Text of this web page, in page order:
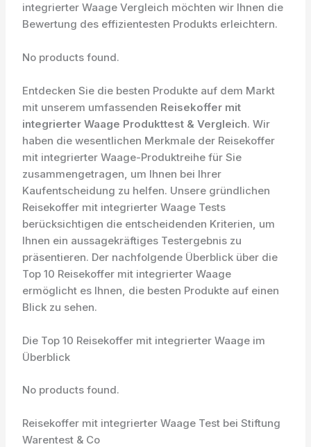
integrierter Waage Vergleich möchten wir Ihnen die
Bewertung des effizientesten Produkts erleichtern.
No products found.
Entdecken Sie die besten Produkte auf dem Markt
mit unserem umfassenden Reisekoffer mit
integrierter Waage Produkttest & Vergleich. Wir
haben die wesentlichen Merkmale der Reisekoffer
mit integrierter Waage-Produktreihe für Sie
zusammengetragen, um Ihnen bei Ihrer
Kaufentscheidung zu helfen. Unsere gründlichen
Reisekoffer mit integrierter Waage Tests
berücksichtigen die entscheidenden Kriterien, um
Ihnen ein aussagekräftiges Testergebnis zu
präsentieren. Der nachfolgende Überblick über die
Top 10 Reisekoffer mit integrierter Waage
ermöglicht es Ihnen, die besten Produkte auf einen
Blick zu sehen.
Die Top 10 Reisekoffer mit integrierter Waage im
Überblick
No products found.
Reisekoffer mit integrierter Waage Test bei Stiftung
Warentest & Co